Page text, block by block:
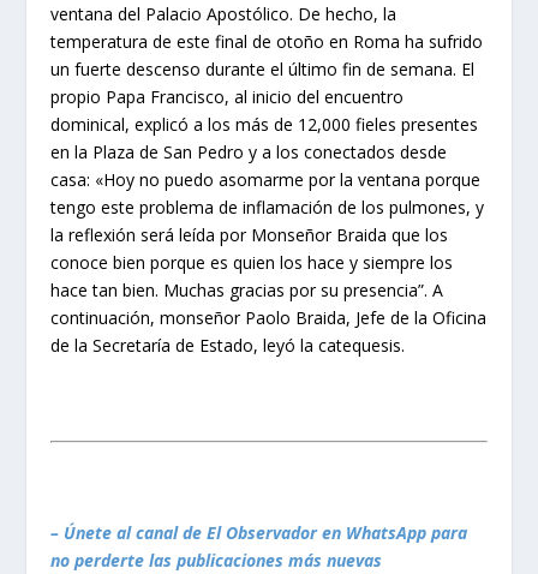
ventana del Palacio Apostólico. De hecho, la
temperatura de este final de otoño en Roma ha sufrido
un fuerte descenso durante el último fin de semana. El
propio Papa Francisco, al inicio del encuentro
dominical, explicó a los más de 12,000 fieles presentes
en la Plaza de San Pedro y a los conectados desde
casa: «Hoy no puedo asomarme por la ventana porque
tengo este problema de inflamación de los pulmones, y
la reflexión será leída por Monseñor Braida que los
conoce bien porque es quien los hace y siempre los
hace tan bien. Muchas gracias por su presencia”. A
continuación, monseñor Paolo Braida, Jefe de la Oficina
de la Secretaría de Estado, leyó la catequesis.
– Únete al canal de El Observador en WhatsApp para
no perderte las publicaciones más nuevas